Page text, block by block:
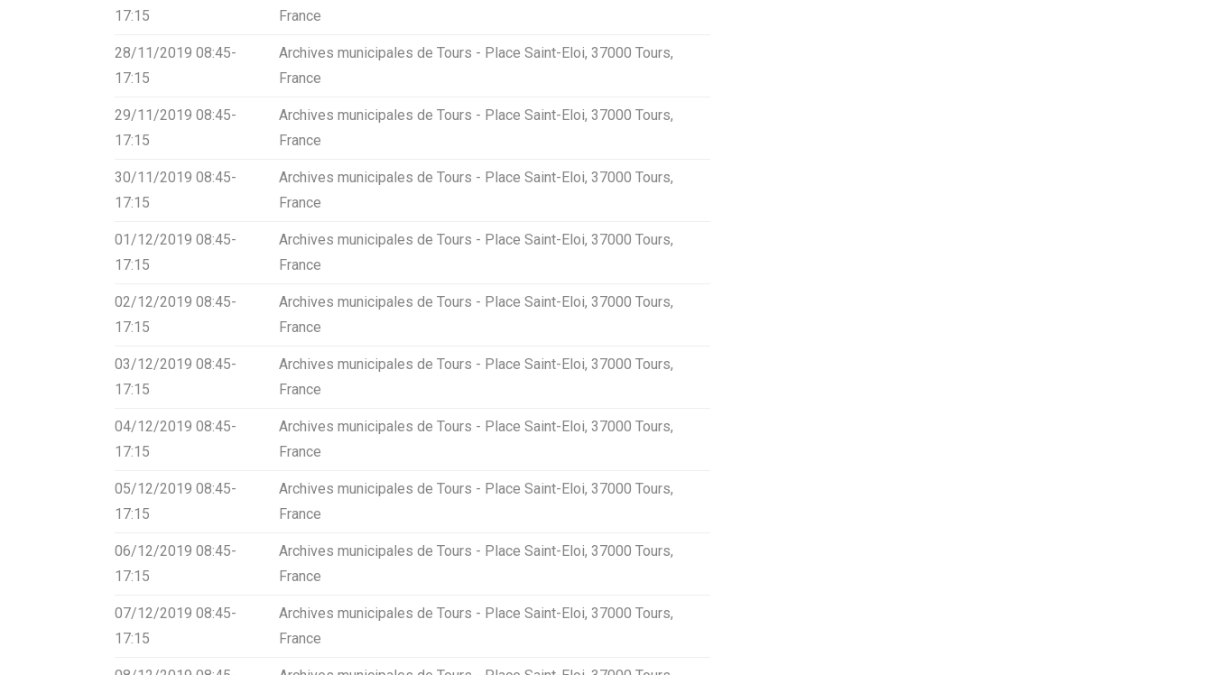
17:15
France
28/11/2019 08:45-
17:15
Archives municipales de Tours - Place Saint-Eloi, 37000 Tours,
France
29/11/2019 08:45-
17:15
Archives municipales de Tours - Place Saint-Eloi, 37000 Tours,
France
30/11/2019 08:45-
17:15
Archives municipales de Tours - Place Saint-Eloi, 37000 Tours,
France
01/12/2019 08:45-
17:15
Archives municipales de Tours - Place Saint-Eloi, 37000 Tours,
France
02/12/2019 08:45-
17:15
Archives municipales de Tours - Place Saint-Eloi, 37000 Tours,
France
03/12/2019 08:45-
17:15
Archives municipales de Tours - Place Saint-Eloi, 37000 Tours,
France
04/12/2019 08:45-
17:15
Archives municipales de Tours - Place Saint-Eloi, 37000 Tours,
France
05/12/2019 08:45-
17:15
Archives municipales de Tours - Place Saint-Eloi, 37000 Tours,
France
06/12/2019 08:45-
17:15
Archives municipales de Tours - Place Saint-Eloi, 37000 Tours,
France
07/12/2019 08:45-
17:15
Archives municipales de Tours - Place Saint-Eloi, 37000 Tours,
France